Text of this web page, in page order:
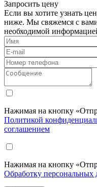
Запросить цену
Если вы хотите узнать
ниже. Мы свяжемся с
необходимой
Нажимая на кнопку
Политикой
соглашением
Нажимая на кнопку
Обработку персональных